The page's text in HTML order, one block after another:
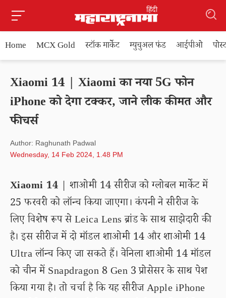
Home MCX Gold स्टॉक मार्केट म्युचुअल फंड आईपीओ
Xiaomi 14 | Xiaomi का नया 5G फोन
iPhone को देगा टक्कर, जाने लीक कीमत और
फीचर्स
Author: Raghunath Padwal
Wednesday, 14 Feb 2024, 1.48 PM
Xiaomi 14 | शाओमी 14 सीरीज को ग्लोबल मार्केट में
25 फरवरी को लॉन्च किया जाएगा। कंपनी ने सीरीज के
लिए विशेष रूप से Leica Lens ब्रांड के साथ साझेदारी की
है। इस सीरीज में दो मॉडल शाओमी 14 और शाओमी 14
Ultra लॉन्च किए जा सकते हैं। वेनिला शाओमी 14 मॉडल
को चीन में Snapdragon 8 Gen 3 प्रोसेसर के साथ पेश
किया गया है। तो चर्चा है कि यह सीरीज Apple iPhone